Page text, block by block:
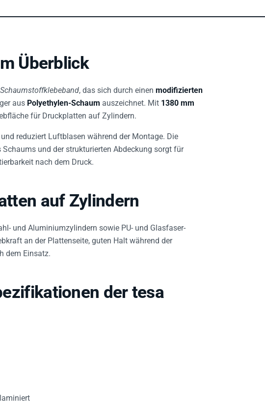
Überblick
Schaumstoffklebeband , das sich durch einen modifizierten
aus Polyethylen-Schaum auszeichnet. Mit 1380 mm
für Druckplatten auf Zylindern.
und reduziert Luftblasen während der Montage. Die
und der strukturierten Abdeckung sorgt für
nach dem Druck.
auf Zylindern
und Aluminiumzylindern sowie PU- und Glasfaser-
an der Plattenseite, guten Halt während der
dem Einsatz.
der tesa